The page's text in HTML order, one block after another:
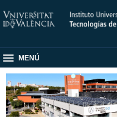
MENÚ